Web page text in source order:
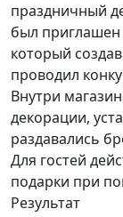
праздничный
был
который
проводил
Внутри
декорации,
раздавались
Для гостей
подарки при
Результат